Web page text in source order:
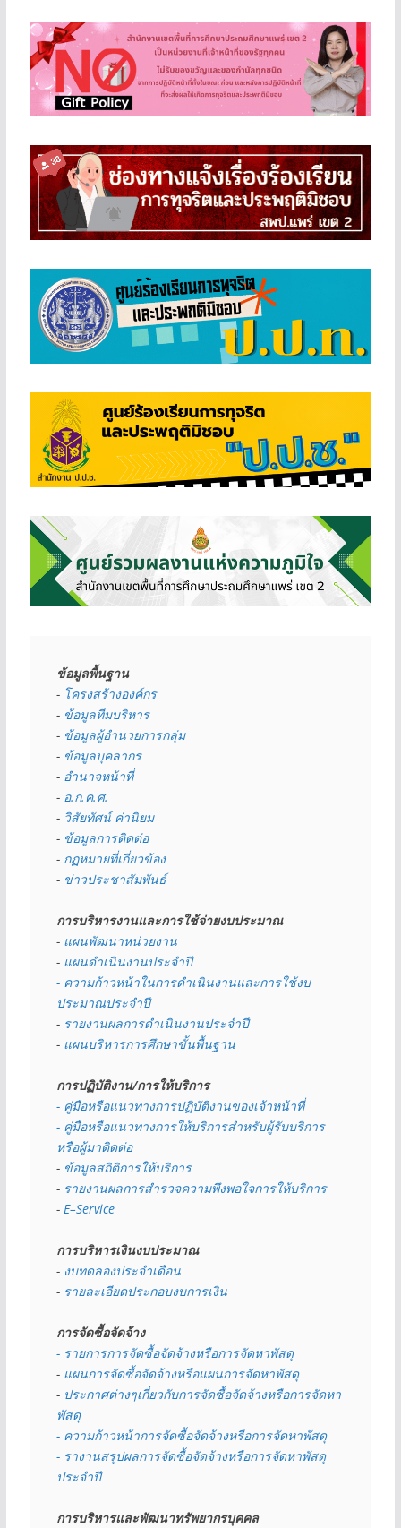
ข้อมูลพื้นฐาน
- โครงสร้างองค์กร
- ข้อมูลทีมบริหาร
- ข้อมูลผู้อำนวยการกลุ่ม
- ข้อมูลบุคลากร
- อำนาจหน้าที่
- อ.ก.ค.ศ.
- วิสัยทัศน์ ค่านิยม
- ข้อมูลการติดต่อ
- กฏหมายที่เกี่ยวข้อง
- ข่าวประชาสัมพันธ์
การบริหารงานและการใช้จ่ายงบประมาณ
- แผนพัฒนาหน่วยงาน
- แผนดำเนินงานประจำปี
- ความก้าวหน้าในการดำเนินงานและการใช้งบ
ประมาณประจำปี
- รายงานผลการดำเนินงานประจำปี
- แผนบริหารการศึกษาขั้นพื้นฐาน
การปฏิบัติงาน/การให้บริการ
- คู่มือหรือแนวทางการปฏิบัติงานของเจ้าหน้าที่
- คู่มือหรือแนวทางการให้บริการสำหรับผู้รับบริการ
หรือผู้มาติดต่อ
- ข้อมูลสถิติการให้บริการ
- รายงานผลการสำรวจความพึงพอใจการให้บริการ
- E–Service
การบริหารเงินงบประมาณ
- งบทดลองประจำเดือน
- รายละเอียดประกอบงบการเงิน
การจัดซื้อจัดจ้าง
- รายการการจัดซื้อจัดจ้างหรือการจัดหาพัสดุ
- แผนการจัดซื้อจัดจ้างหรือแผนการจัดหาพัสดุ
- ประกาศต่างๆเกี่ยวกับการจัดซื้อจัดจ้างหรือการจัดหา
พัสดุ
- ความก้าวหน้าการจัดซื้อจัดจ้างหรือการจัดหาพัสดุ
- รางานสรุปผลการจัดซื้อจัดจ้างหรือการจัดหาพัสดุ
ประจำปี
การบริหารและพัฒนาทรัพยากรบุคคล